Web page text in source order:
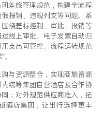
差旅管理规范，构建全流程
报销、违规列支等问题。系
绕差标控制、审批、报销等
线上审批、电子发票自动归
支出可管控、流程运转规范
与资源整合，实现商旅资源
统筹集团自营酒店及合作协
；对外规范供应商准入，拓
酒店集团，让出行选择更丰